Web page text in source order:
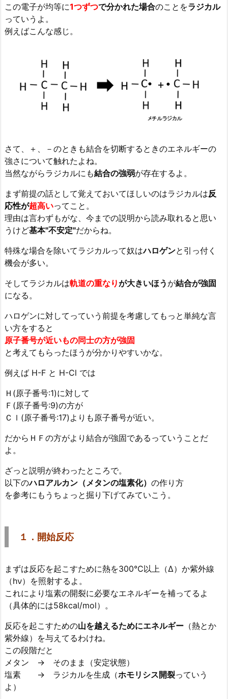
この電子が均等に1つずつで分かれた場合のことをラジカル
っていうよ。
例えばこんな感じ。
さて、＋、－のときも結合を切断するときのエネルギーの
強さについて触れたよね。
当然ながらラジカルにも結合の強弱が存在するよ。
まず前提の話として覚えておいてほしいのはラジカルは反
応性が超高いってこと。
理由は言わずもがな、今までの説明から読み取れると思い
うけど基本"不安定"だからね。
特殊な場合を除いてラジカルって奴はハロゲンと引っ付く
機会が多い。
そしてラジカルは軌道の重なりが大きいほう が結合が強固
になる。
ハロゲンに対してっていう前提を考慮してもっと単純な言
い方をすると
原子番号が近いもの同士の方が強固
と考えてもらったほうが分かりやすいかな。
例えば H-F と H-Cl では
Ｈ(原子番号:1)に対して
Ｆ(原子番号:9)の方が
Ｃｌ(原子番号:17)よりも原子番号が近い。
だからＨＦの方がより結合が強固であるっていうことだ
よ。
ざっと説明が終わったところで。
以下のハロアルカン（メタンの塩素化） の作り方
を参考にもうちょっと掘り下げてみていこう。
１．開始反応
まずは反応を起こすために熱を300℃以上（Δ）か紫外線
（hν）を照射するよ。
これにより塩素の開裂に必要なエネルギーを補ってるよ
（具体的には58kcal/mol）。
反応を起こすための山を越えるためにエネルギー （熱とか
紫外線）を与えてるわけね。
この段階だと
メタン → そのまま（安定状態）
塩素 → ラジカルを生成（ホモリシス開裂っていう
よ）